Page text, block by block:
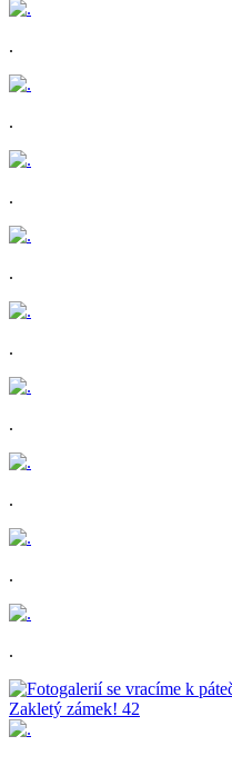
.
.
.
.
.
.
.
.
.